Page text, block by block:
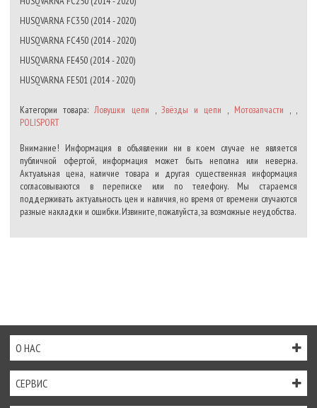
HUSQVARNA FC350 (2014 - 2020)
HUSQVARNA FC450 (2014 - 2020)
HUSQVARNA FE450 (2014 - 2020)
HUSQVARNA FE501 (2014 - 2020)
Категории товара:Ловушки цепи , Звёзды и цепи , Мотозапчасти , ,
POLISPORT
Внимание! Информация в объявлении ни в коем случае не является
публичной офертой, информация может быть неполна или неверна.
Актуальная цена, наличие товара и другая существенная информация
согласовываются в переписке или по телефону. Мы стараемся
поддерживать актуальность цен и наличия, но время от времени случаются
разные накладки и ошибки. Извините, пожалуйста, за возможные неудобства.
О НАС
СЕРВИС